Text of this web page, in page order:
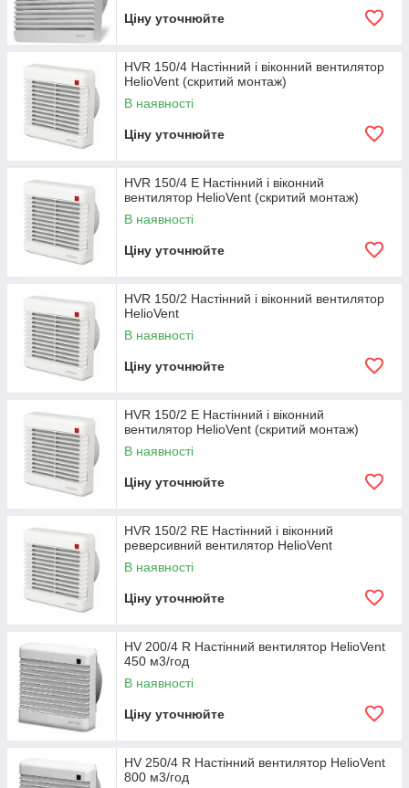
Ціну уточнюйте
HVR 150/4 Настінний і віконний вентилятор
HelioVent (скритий монтаж)
В наявності
Ціну уточнюйте
HVR 150/4 E Настінний і віконний
вентилятор HelioVent (скритий монтаж)
В наявності
Ціну уточнюйте
HVR 150/2 Настінний і віконний вентилятор
HelioVent
В наявності
Ціну уточнюйте
HVR 150/2 E Настінний і віконний
вентилятор HelioVent (скритий монтаж)
В наявності
Ціну уточнюйте
HVR 150/2 RE Настінний і віконний
реверсивний вентилятор HelioVent
В наявності
Ціну уточнюйте
HV 200/4 R Настінний вентилятор HelioVent
450 м3/год
В наявності
Ціну уточнюйте
HV 250/4 R Настінний вентилятор HelioVent
800 м3/год